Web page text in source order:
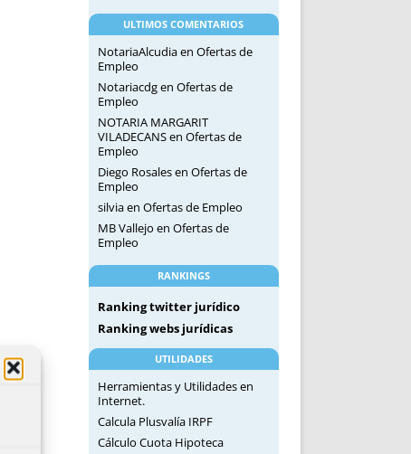
ULTIMOS COMENTARIOS
NotariaAlcudiaen Ofertas de
Empleo
Notariacdgen Ofertas de
Empleo
NOTARIA MARGARIT
VILADECANSen Ofertas de
Empleo
Diego Rosalesen Ofertas de
Empleo
silviaen Ofertas de Empleo
MB Vallejo en Ofertas de
Empleo
RANKINGS
Ranking twitter jurídico
Ranking webs jurídicas
UTILIDADES
Herramientas y Utilidades en
Internet.
Calcula Plusvalía IRPF
Cálculo Cuota Hipoteca